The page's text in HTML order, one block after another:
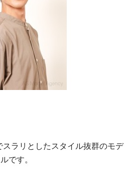
ラリとしたスタイル抜群のモデ
ルです。